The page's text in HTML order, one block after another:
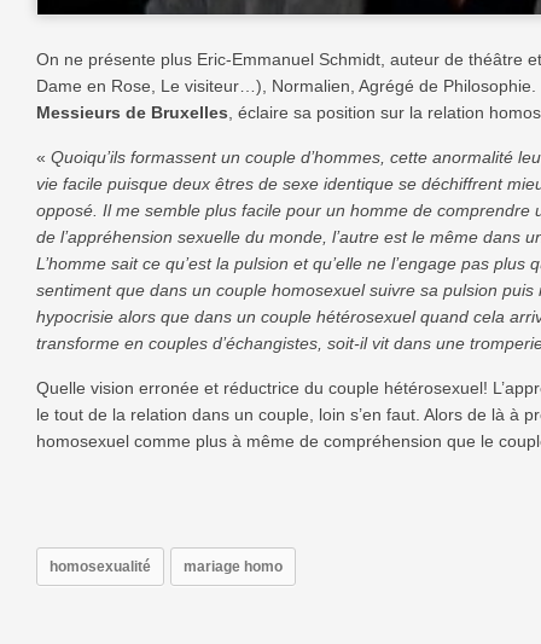
On ne présente plus Eric-Emmanuel Schmidt, auteur de théâtre
Dame en Rose, Le visiteur…), Normalien, Agrégé de
Messieurs de Bruxelles , éclaire sa position sur la relation
« Quoiqu’ils formassent un couple d’hommes, cette anormalité
vie facile puisque deux êtres de sexe identique se déchiffrent
opposé. Il me semble plus facile pour un homme de comprendre
de l’appréhension sexuelle du monde, l’autre est le même dans
L’homme sait ce qu’est la pulsion et qu’elle ne l’engage pas plus
sentiment que dans un couple homosexuel suivre sa pulsion
hypocrisie alors que dans un couple hétérosexuel quand cela
transforme en couples d’échangistes, soit-il vit dans une
Quelle vision erronée et réductrice du couple hétérosexuel!
le tout de la relation dans un couple, loin s’en faut. Alors de là à
homosexuel comme plus à même de compréhension que le
homosexualité mariage homo